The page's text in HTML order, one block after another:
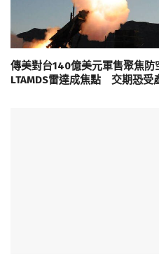
傳美對台140億美元軍售聚焦防
LTAMDS雷達成焦點 交期恐受